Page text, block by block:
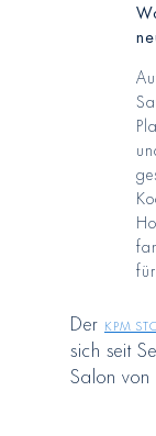
Der KPM
sich seit
Salon von